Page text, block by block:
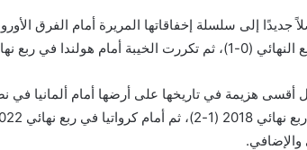
في ربع نهائي 2010 (1-2).